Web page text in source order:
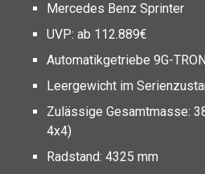
Mercedes Benz Sprinter
UVP: ab 112.889€
Automatikgetriebe 9G-
Leergewicht im
Zulässige Gesamtmasse:
4x4)
Radstand: 4325 mm